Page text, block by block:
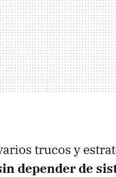
trucos y
depender de